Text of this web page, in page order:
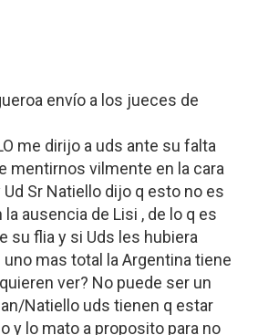
envío a los jueces de
me dirijo a uds ante su falta
mentirnos vilmente en la cara
Sr Natiello dijo q esto no es
ausencia de Lisi , de lo q es
su flia y si Uds les hubiera
mas total la Argentina tiene
ver? No puede ser un
Natiello uds tienen q estar
y lo mato a proposito para no